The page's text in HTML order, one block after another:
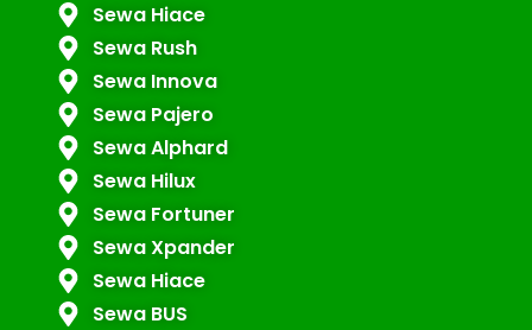
Sewa Hiace
Sewa Rush
Sewa Innova
Sewa Pajero
Sewa Alphard
Sewa Hilux
Sewa Fortuner
Sewa Xpander
Sewa Hiace
Sewa BUS